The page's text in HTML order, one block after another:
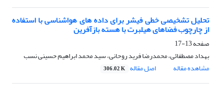
تحلیل تشخیصی خطی فیشر برای داده های هواشناسی با استفاده
از چارچوب فضاهای هیلبرت با هسته بازآفرین
صفحه13-17
بهداد مصطفائی، محمدرضا فرید روحانی، سید محمد ابراهیم حسینی نسب
مشاهده مقاله
اصل مقاله 306.02 K